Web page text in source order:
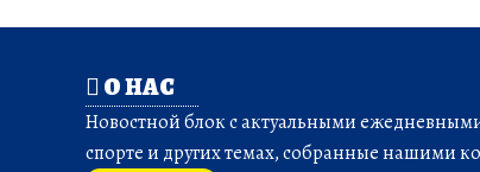
О НАС
Новостной блок с актуальными
спорте и других темах, собранные нашими